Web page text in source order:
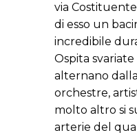
via
di esso un
incredibile
Ospita
alternano
orchestre,
molto altro si
arterie del